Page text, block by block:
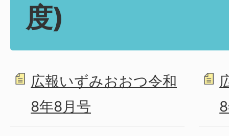
度)
広報いずみおおつ令和
8年8月号